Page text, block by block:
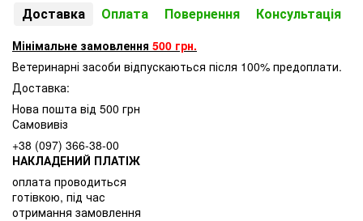
Доставка Оплата Повернення Консультація
Мінімальне замовлення 500 грн.
Ветеринарні засоби відпускаються після 100% предоплати.
Доставка:
Нова пошта від 500 грн
Самовивіз
+38 (097) 366-38-00
НАКЛАДЕНИЙ ПЛАТІЖ
оплата проводиться
готівкою, під час
отримання замовлення